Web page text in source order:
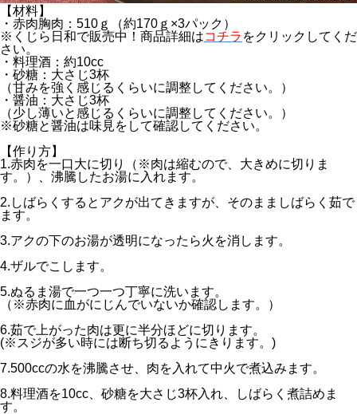
【材料】
・赤肉胸肉：510ｇ（約170ｇ×3パック）
※くじら日和で販売中！商品詳細はコチラ をクリックしてくだ
さい。
・料理酒：約10cc
・砂糖：大さじ3杯
（甘みを強く感じるくらいに調整してください。）
・醤油：大さじ3杯
（少し薄いと感じるくらいに調整してください。）
※砂糖と醤油は味見をして確認してください。
【作り方】
1.赤肉を一口大に切り（※肉は縮むので、大きめに切りま
す。）、沸騰したお湯に入れます。
2.しばらくするとアクが出てきますが、そのまましばらく茹で
ます。
3.アクの下のお湯が透明になったら火を消します。
4.ザルでこします。
5.ぬるま湯で一つ一つ丁寧に洗います。
（※赤肉に血がにじんでいないか確認します。）
6.茹で上がった肉は更に半分ほどに切ります。
(※スジが多い時には断ち切るようにきります。)
7.500ccの水を沸騰させ、肉を入れて中火で煮込みます。
8.料理酒を10cc、砂糖を大さじ3杯入れ、しばらく煮詰めま
す。